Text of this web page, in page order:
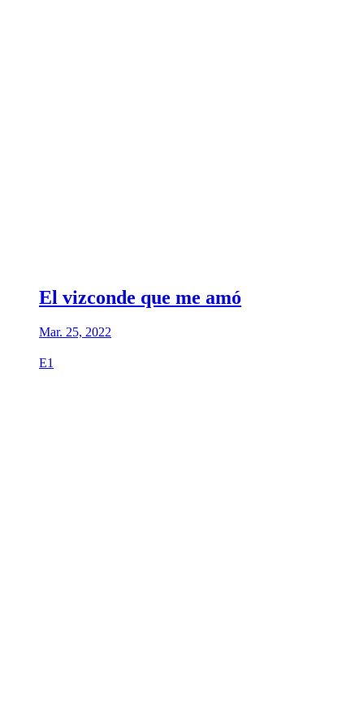
El vizconde que me amó
Mar. 25, 2022
E1